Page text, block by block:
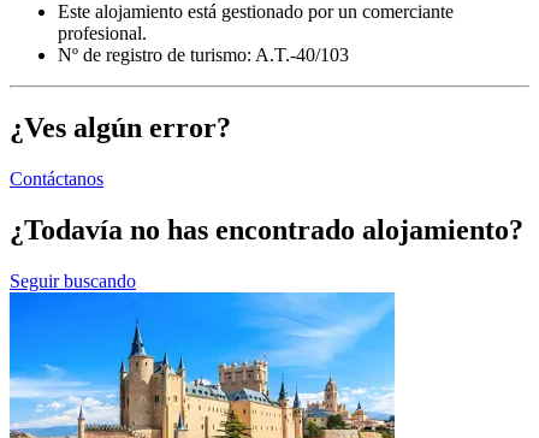
Este alojamiento está gestionado por un comerciante
profesional.
Nº de registro de turismo: A.T.-40/103
¿Ves algún error?
Contáctanos
¿Todavía no has encontrado alojamiento?
Seguir buscando